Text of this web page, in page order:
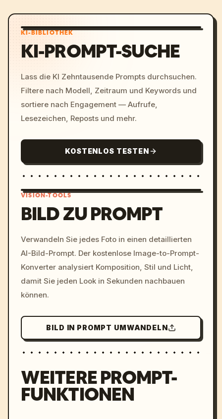
KI-BIBLIOTHEK
KI-PROMPT-SUCHE
Lass die KI Zehntausende Prompts durchsuchen.
Filtere nach Modell, Zeitraum und Keywords und
sortiere nach Engagement — Aufrufe,
Lesezeichen, Reposts und mehr.
KOSTENLOS TESTEN
c, cyberpunk sunset, neon
colors, 8k --v 6.0
VISION-TOOLS
BILD ZU PROMPT
Verwandeln Sie jedes Foto in einen detaillierten
AI-Bild-Prompt. Der kostenlose Image-to-Prompt-
Konverter analysiert Komposition, Stil und Licht,
damit Sie jeden Look in Sekunden nachbauen
können.
BILD IN PROMPT UMWANDELN
WEITERE PROMPT-
FUNKTIONEN